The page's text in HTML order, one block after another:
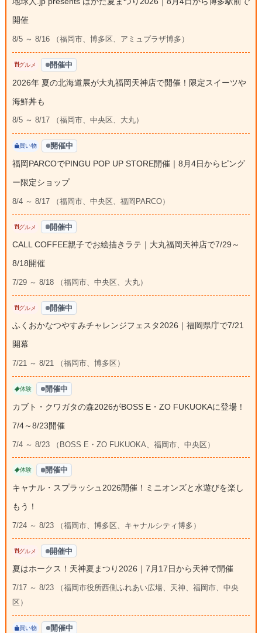
開催
8/5 ～ 8/16 （福岡市、博多区、アミュプラザ博多）
グルメ 開催中
2026年 夏の北海道展が大丸福岡天神店で開催！限定スイーツや
海鮮丼も
8/5 ～ 8/17 （福岡市、中央区、大丸）
買い物 開催中
福岡PARCOでPINGU POP UP STORE開催｜8月4日からピング
ー限定ショップ
8/4 ～ 8/17 （福岡市、中央区、福岡PARCO）
グルメ 開催中
CALL COFFEE親子でお絵描きラテ｜大丸福岡天神店で7/29～
8/18開催
7/29 ～ 8/18 （福岡市、中央区、大丸）
グルメ 開催中
ふくおかなつやすみチャレンジフェスタ2026｜福岡県庁で7/21
開幕
7/21 ～ 8/21 （福岡市、博多区）
体験 開催中
カブト・クワガタの森2026がBOSS E・ZO FUKUOKAに登場！
7/4～8/23開催
7/4 ～ 8/23 （BOSS E・ZO FUKUOKA、福岡市、中央区）
体験 開催中
キャナル・スプラッシュ2026開催！ミニオンズと水遊びを楽し
もう！
7/24 ～ 8/23 （福岡市、博多区、キャナルシティ博多）
グルメ 開催中
夏はホークス！天神夏まつり2026｜7月17日から天神で開催
7/17 ～ 8/23 （福岡市役所西側ふれあい広場、天神、福岡市、中央
区）
買い物 開催中